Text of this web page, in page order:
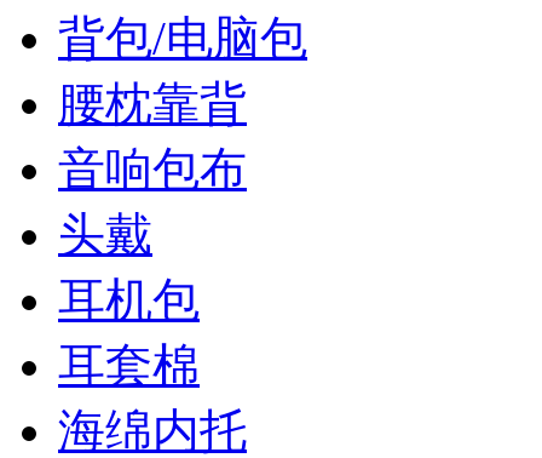
背包/电脑包
腰枕靠背
音响包布
头戴
耳机包
耳套棉
海绵内托